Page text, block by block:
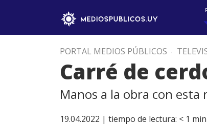
PORTAL MEDIOS PÚBLICOS .
Carré de
Manos a la obra con esta
19.04.2022 | tiempo de lectura: < 1